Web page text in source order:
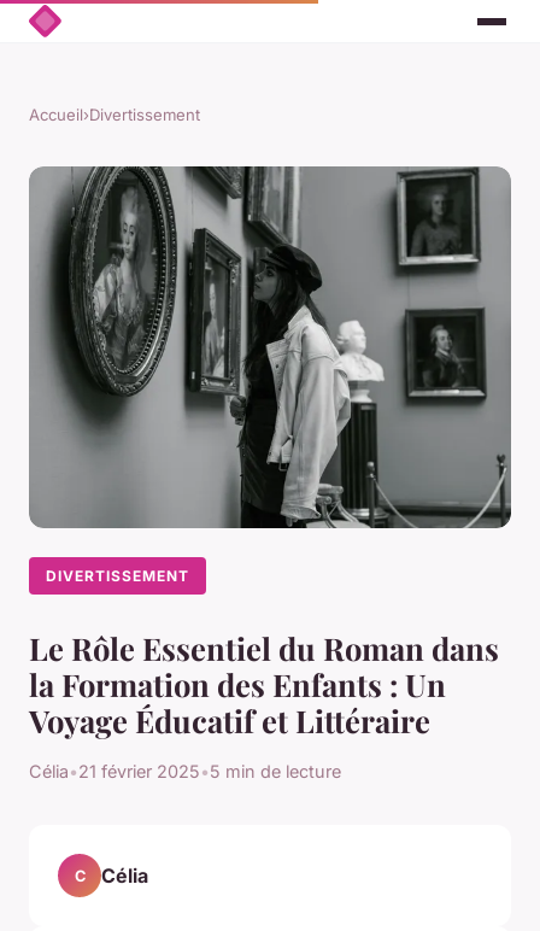
Accueil›Divertissement
DIVERTISSEMENT
Le Rôle Essentiel du Roman dans
la Formation des Enfants : Un
Voyage Éducatif et Littéraire
Célia•21 février 2025•5 min de lecture
C Célia